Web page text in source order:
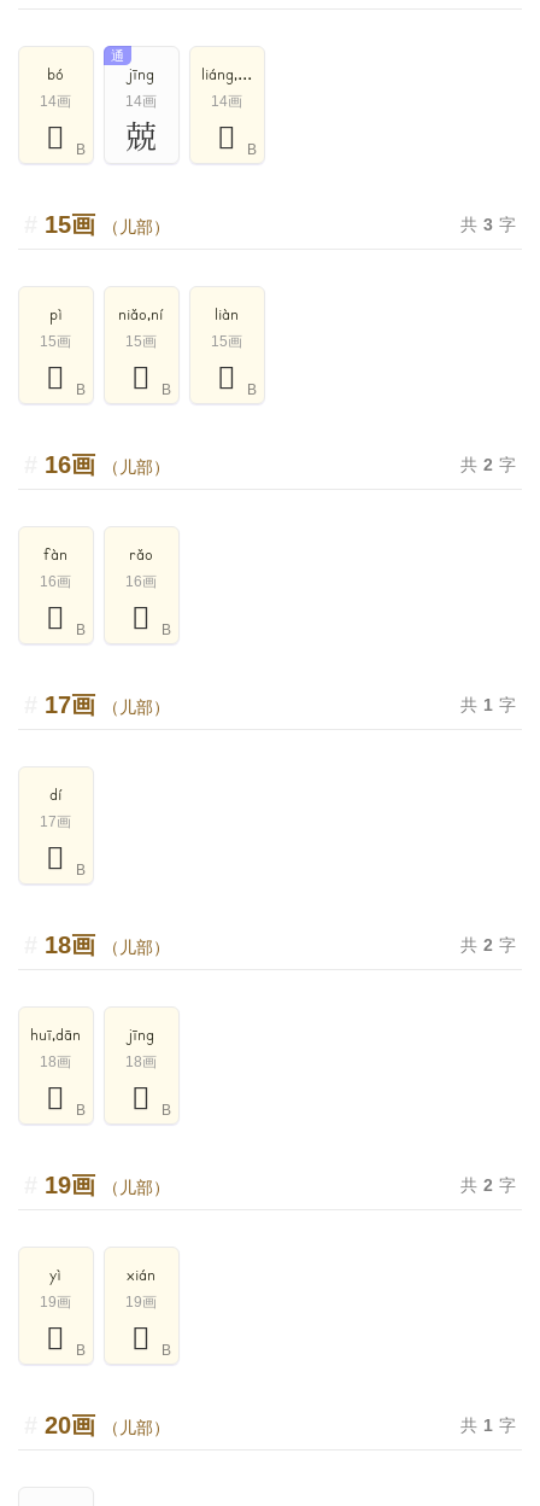
bó
14画
𠒧 B
jīng
14画
通
兢
liáng,liàng
14画
𠒨 B
15画 （儿部） 共 3 字
pì
15画
𠒱 B
niǎo,ní
15画
𠒰 B
liàn
15画
𠒵 B
16画 （儿部） 共 2 字
fàn
16画
𠒾 B
rǎo
16画
𠒸 B
17画 （儿部） 共 1 字
dí
17画
𠒿 B
18画 （儿部） 共 2 字
huī,dān
18画
𠓊 B
jīng
18画
𠓆 B
19画 （儿部） 共 2 字
yì
19画
𠓋 B
xián
19画
𠓌 B
20画 （儿部） 共 1 字